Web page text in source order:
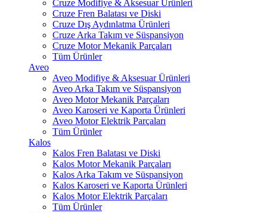
Cruze Modifiye & Aksesuar Ürünleri
Cruze Fren Balatası ve Diski
Cruze Dış Aydınlatma Ürünleri
Cruze Arka Takım ve Süspansiyon
Cruze Motor Mekanik Parçaları
Tüm Ürünler
Aveo
Aveo Modifiye & Aksesuar Ürünleri
Aveo Arka Takım ve Süspansiyon
Aveo Motor Mekanik Parçaları
Aveo Karoseri ve Kaporta Ürünleri
Aveo Motor Elektrik Parçaları
Tüm Ürünler
Kalos
Kalos Fren Balatası ve Diski
Kalos Motor Mekanik Parçaları
Kalos Arka Takım ve Süspansiyon
Kalos Karoseri ve Kaporta Ürünleri
Kalos Motor Elektrik Parçaları
Tüm Ürünler